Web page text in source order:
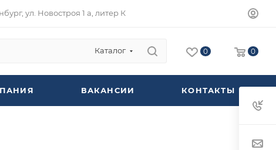
ул. Новостроя 1 а, литер К
Каталог 0 0
ВАКАНСИИ КОНТАКТЫ